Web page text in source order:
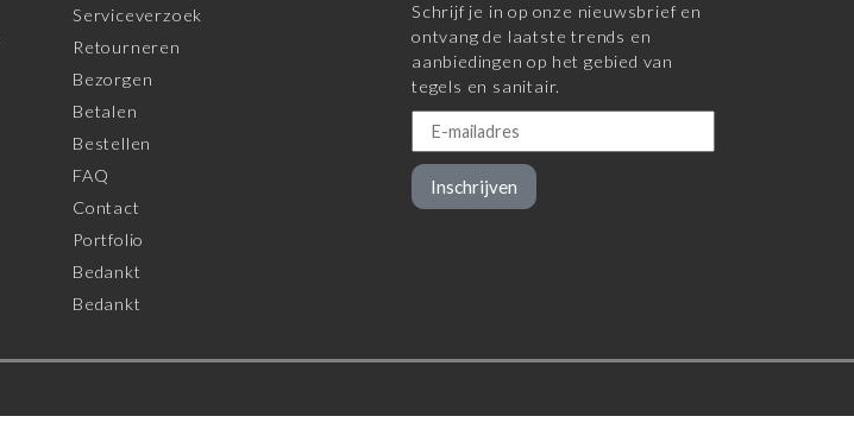
Serviceverzoek
Retourneren
Bezorgen
Betalen
Bestellen
FAQ
Contact
Portfolio
Bedankt
Bedankt
Schrijf je in op onze nieuwsbrief en
ontvang de laatste trends en
aanbiedingen op het gebied van
tegels en sanitair.
Inschrijven